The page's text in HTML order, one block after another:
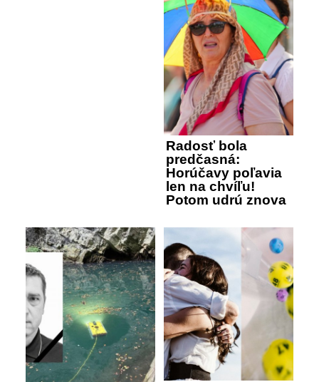
Radosť bola
predčasná:
Horúčavy poľavia
len na chvíľu!
Potom udrú znova